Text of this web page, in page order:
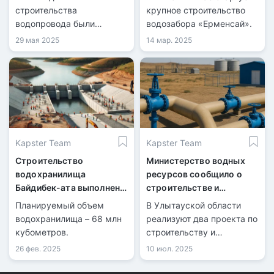
строительства
водопровода были
возвращены при
содействии прокуратуры.
29 мая 2025
крупное строительство
водозабора «Ерменсай».
14 мар. 2025
Kapster Team
Строительство
водохранилища
Байдибек-ата выполнено
наполовину
Планируемый объем
водохранилища – 68 млн
кубометров.
26 фев. 2025
Kapster Team
Министерство водных
ресурсов сообщило о
строительстве и
ремонте групповых
водоводов
В Улытауской области
реализуют два проекта по
строительству и
модернизации групповых
водопроводов для
10 июл. 2025